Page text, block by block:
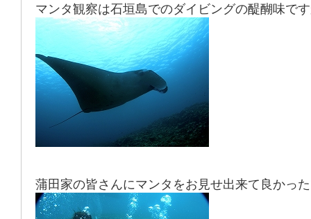
マンタ観察は石垣島でのダイビングの醍醐味で
蒲田家の皆さんにマンタをお見せ出来て良かっ